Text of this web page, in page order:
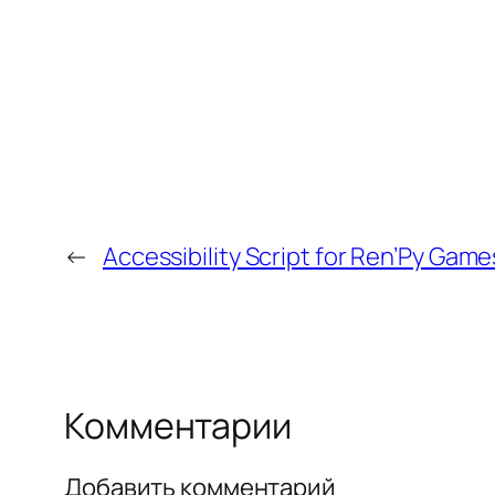
← Accessibility Script for Ren’Py
Комментарии
Добавить комментарий